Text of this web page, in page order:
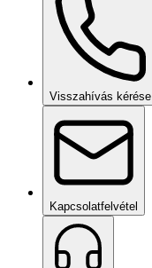
Visszahívás kérése
Kapcsolatfelvétel